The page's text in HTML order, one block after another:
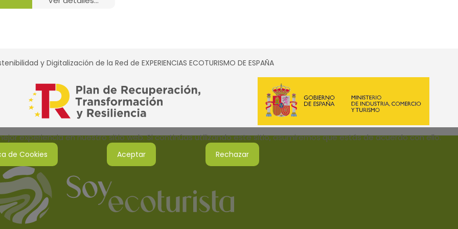
y Digitalización de la Red de EXPERIENCIAS ECOTURISMO DE ESPAÑA
experiencia en nuestro sitio web. Si continúas utilizando este sitio, asumiremos que estás de acuerdo con ello.
de Cookies Aceptar Rechazar